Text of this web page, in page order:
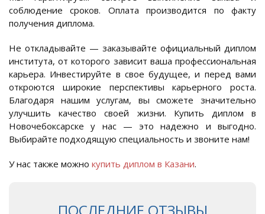
соблюдение сроков. Оплата производится по факту
получения диплома.
Не откладывайте — заказывайте официальный диплом
института, от которого зависит ваша профессиональная
карьера. Инвестируйте в свое будущее, и перед вами
откроются широкие перспективы карьерного роста.
Благодаря нашим услугам, вы сможете значительно
улучшить качество своей жизни. Купить диплом в
Новочебоксарске у нас — это надежно и выгодно.
Выбирайте подходящую специальность и звоните нам!
У нас также можно купить диплом в Казани.